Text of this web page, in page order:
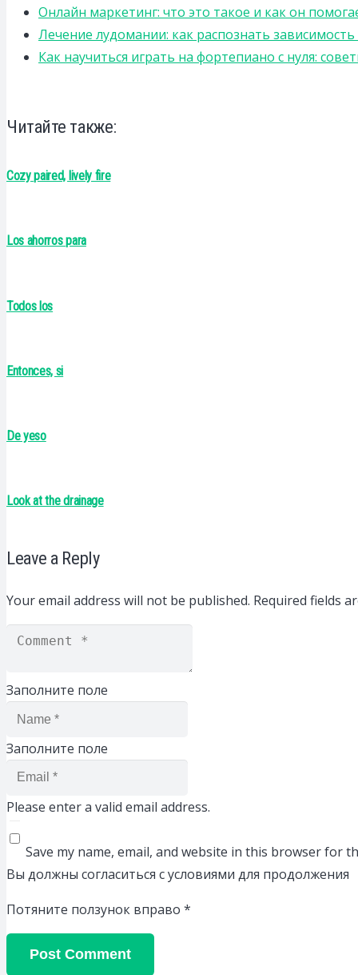
Онлайн маркетинг: что это такое и как он
Лечение лудомании: как распознать
Как научиться играть на фортепиано с нуля:
Читайте также:
Cozy paired, lively fire
Los ahorros para
Todos los
Entonces, si
De yeso
Look at the drainage
Leave a Reply
Your email address will not be published. Required fields
Заполните поле
Заполните поле
Please enter a valid email address.
Save my name, email, and website in this browser for
Вы должны согласиться с условиями для продолжения
Потяните ползунок вправо *
Post Comment